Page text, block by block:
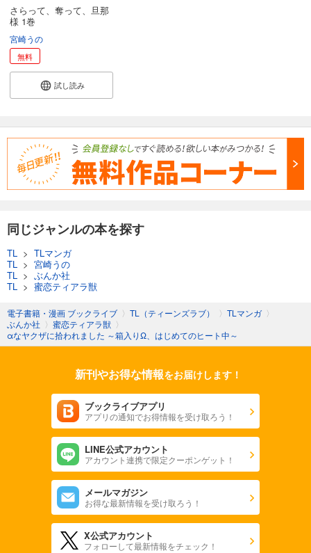
さらって、奪って、旦那
様 1巻
宮崎うの
無料
試し読み
同じジャンルの本を探す
TL > TLマンガ
TL > 宮崎うの
TL > ぶんか社
TL > 蜜恋ティアラ獣
電子書籍・漫画 ブックライブ 〉 TL（ティーンズラブ） 〉 TLマンガ 〉
ぶんか社 〉 蜜恋ティアラ獣 〉
αなヤクザに拾われました ～箱入りΩ、はじめてのヒート中～
新刊やお得な情報をお届けします！
ブックライブアプリ
アプリの通知でお得情報を受け取ろう！
LINE公式アカウント
アカウント連携で限定クーポンゲット！
メールマガジン
お得な最新情報を受け取ろう！
X公式アカウント
フォローして最新情報をチェック！